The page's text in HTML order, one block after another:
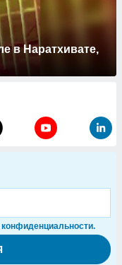
в Наратхивате,